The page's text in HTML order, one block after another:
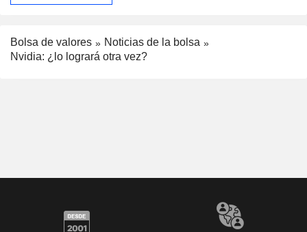
Bolsa de valores
Noticias de la bolsa
Nvidia: ¿lo logrará otra vez?